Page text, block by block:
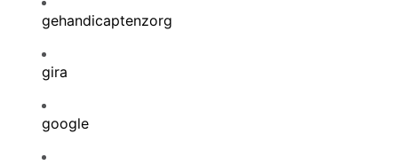
gehandicaptenzorg
gira
google